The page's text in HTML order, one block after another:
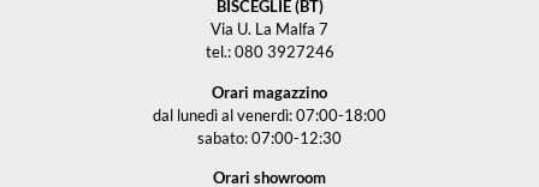
BISCEGLIE (BT)
Via U. La Malfa 7
tel.: 080 3927246
Orari magazzino
dal lunedì al venerdì: 07:00-18:00
sabato: 07:00-12:30
Orari showroom